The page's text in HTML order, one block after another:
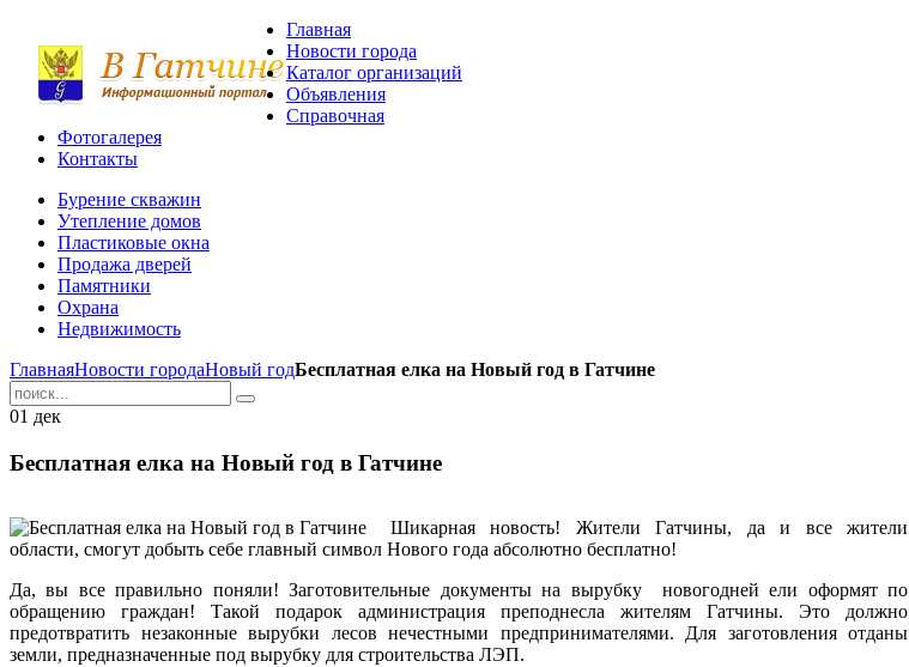
Главная
Новости города
Каталог организаций
Объявления
Справочная
Фотогалерея
Контакты
Бурение скважин
Утепление домов
Пластиковые окна
Продажа дверей
Памятники
Охрана
Недвижимость
ГлавнаяНовости городаНовый годБесплатная елка на Новый год в Гатчине
01 дек
Бесплатная елка на Новый год в Гатчине
Шикарная новость! Жители Гатчины, да и все жители
области, смогут добыть себе главный символ Нового года абсолютно бесплатно!
Да, вы все правильно поняли! Заготовительные документы на вырубку новогодней ели оформят по
обращению граждан! Такой подарок администрация преподнесла жителям Гатчины. Это должно
предотвратить незаконные вырубки лесов нечестными предпринимателями. Для заготовления отданы
земли, предназначенные под вырубку для строительства ЛЭП.